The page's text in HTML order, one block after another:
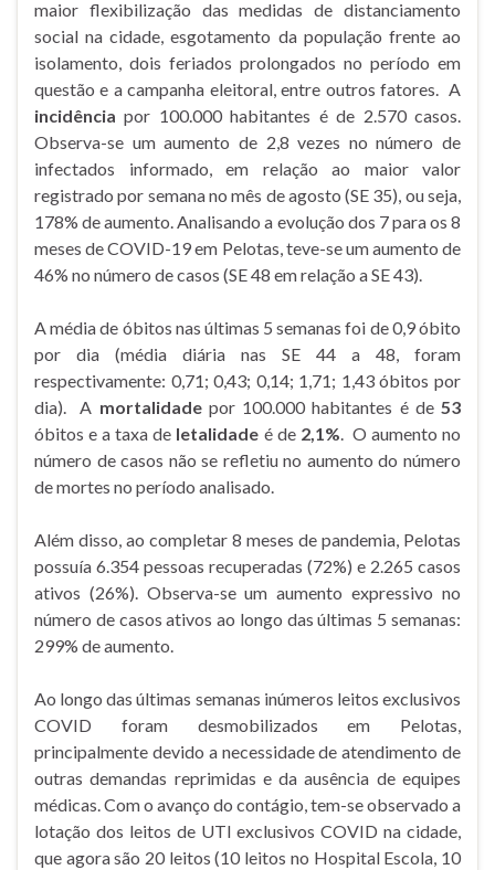
maior flexibilização das medidas de distanciamento
social na cidade, esgotamento da população frente ao
isolamento, dois feriados prolongados no período em
questão e a campanha eleitoral, entre outros fatores. A
incidência por 100.000 habitantes é de 2.570 casos.
Observa-se um aumento de 2,8 vezes no número de
infectados informado, em relação ao maior valor
registrado por semana no mês de agosto (SE 35), ou seja,
178% de aumento. Analisando a evolução dos 7 para os 8
meses de COVID-19 em Pelotas, teve-se um aumento de
46% no número de casos (SE 48 em relação a SE 43).
A média de óbitos nas últimas 5 semanas foi de 0,9 óbito
por dia (média diária nas SE 44 a 48, foram
respectivamente: 0,71; 0,43; 0,14; 1,71; 1,43 óbitos por
dia). A mortalidadepor 100.000 habitantes é de53
óbitos e a taxa de letalidade é de 2,1%. O aumento no
número de casos não se refletiu no aumento do número
de mortes no período analisado.
Além disso, ao completar 8 meses de pandemia, Pelotas
possuía 6.354 pessoas recuperadas (72%) e 2.265 casos
ativos (26%). Observa-se um aumento expressivo no
número de casos ativos ao longo das últimas 5 semanas:
299% de aumento.
Ao longo das últimas semanas inúmeros leitos exclusivos
COVID foram desmobilizados em Pelotas,
principalmente devido a necessidade de atendimento de
outras demandas reprimidas e da ausência de equipes
médicas. Com o avanço do contágio, tem-se observado a
lotação dos leitos de UTI exclusivos COVID na cidade,
que agora são 20 leitos (10 leitos no Hospital Escola, 10